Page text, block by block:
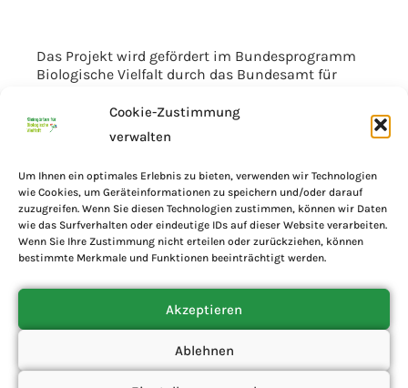
Cookie-Zustimmung
verwalten
Um Ihnen ein optimales Erlebnis zu bieten, verwenden wir Technologien
wie Cookies, um Geräteinformationen zu speichern und/oder darauf
zuzugreifen. Wenn Sie diesen Technologien zustimmen, können wir Daten
wie das Surfverhalten oder eindeutige IDs auf dieser Website verarbeiten.
Wenn Sie Ihre Zustimmung nicht erteilen oder zurückziehen, können
bestimmte Merkmale und Funktionen beeinträchtigt werden.
Akzeptieren
Ablehnen
Das Projekt wird gefördert im Bundesprogramm
Biologische Vielfalt durch das Bundesamt für
für Umwelt, Klimaschutz, Naturschutz und nukleare
Sicherheit.